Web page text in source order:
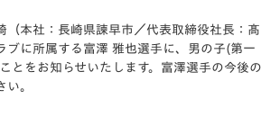
（本社：⻑崎県諫早市／代表取締役社⻑：髙
ブに所属する富澤 雅也選手に、男の子(第一
とをお知らせいたします。富澤選手の今後の
。